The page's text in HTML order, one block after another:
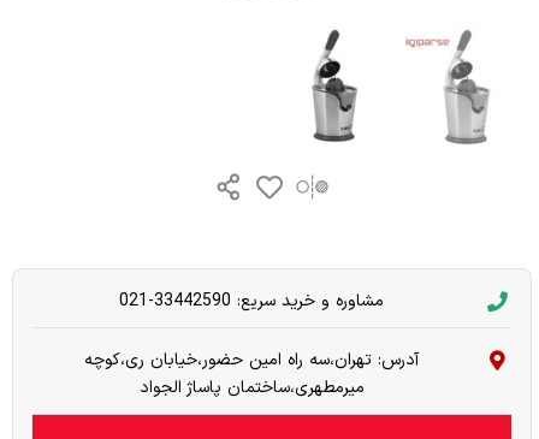
مشاوره و خرید سریع: 33442590-021
آدرس: تهران،سه راه امین حضور،خیابان ری،کوچه
میرمطهری،ساختمان پاساژ الجواد